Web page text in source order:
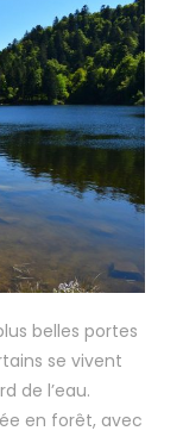
belles portes
se vivent
de l’eau.
en forêt, avec